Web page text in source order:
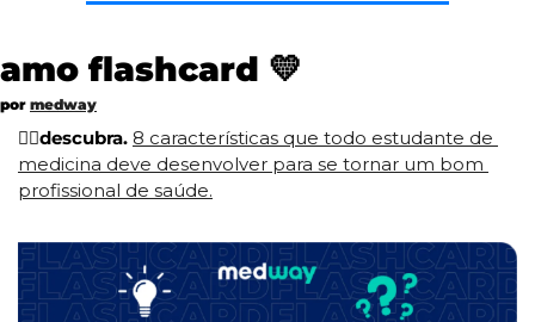
amo flashcard 💛
por medway
🧑‍⚕descubra. 8 características que todo estudante de
medicina deve desenvolver para se tornar um bom
profissional de saúde.